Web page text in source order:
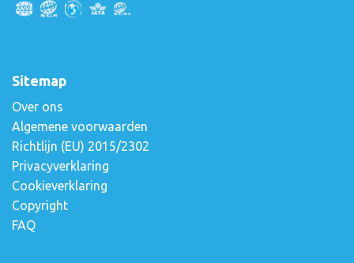
Sitemap
Over ons
Algemene voorwaarden
Richtlijn (EU) 2015/2302
Privacyverklaring
Cookieverklaring
Copyright
FAQ